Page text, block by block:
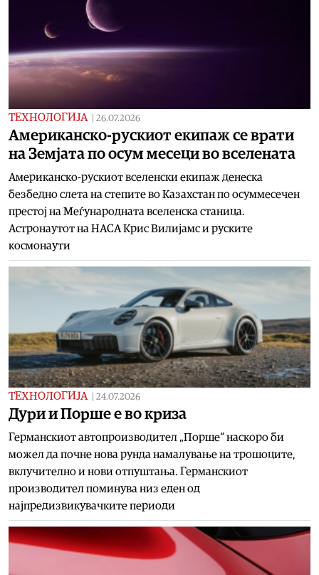
ТЕХНОЛОГИЈА 26.07.2026
Американско-рускиот екипаж се врати
на Земјата по осум месеци во вселената
Американско-рускиот вселенски екипаж денеска
безбедно слета на степите во Казахстан по осуммесечен
престој на Меѓународната вселенска станица.
Астронаутот на НАСА Крис Вилијамс и руските
космонаути
ТЕХНОЛОГИЈА 24.07.2026
Дури и Порше е во криза
Германскиот автопроизводител „Порше“ наскоро би
можел да почне нова рунда намалување на трошоците,
вклучително и нови отпуштања. Германскиот
производител поминува низ еден од
најпредизвикувачките периоди